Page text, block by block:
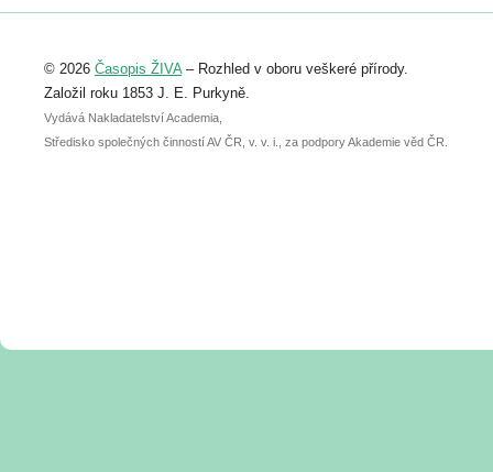
Registrovat se můžete do 6. září.
abstraktu přihlášené přednášky nebo
posteru je už 30. června.
© 2026 Časopis ŽIVA– Rozhled v oboru veškeré přírody.
Založil roku 1853 J. E. Purkyně.
Vydává Nakladatelství Academia,
Středisko společných činností AV ČR, v. v. i., za podpory Akademie věd ČR.